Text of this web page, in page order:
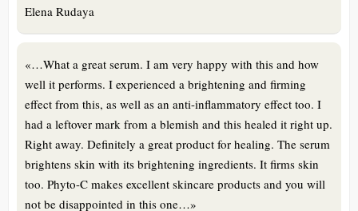
Elena Rudaya
«…What a great serum. I am very happy with this and how
well it performs. I experienced a brightening and firming
effect from this, as well as an anti-inflammatory effect too. I
had a leftover mark from a blemish and this healed it right up.
Right away. Definitely a great product for healing. The serum
brightens skin with its brightening ingredients. It firms skin
too. Phyto-C makes excellent skincare products and you will
not be disappointed in this one…»